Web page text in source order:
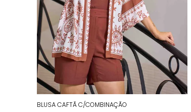
BLUSA CAFTÃ C/COMBINAÇÃO